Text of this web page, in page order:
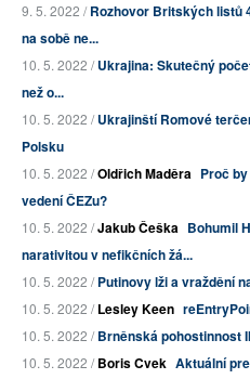
9. 5. 2022 /Rozhovor Britských listů
na sobě ne...
10. 5. 2022 /Ukrajina: Skutečný
než o...
10. 5. 2022 /Ukrajinští Romové
Polsku
10. 5. 2022 /Oldřich Maděra Proč
vedení ČEZu?
10. 5. 2022 /Jakub Češka Bohumil
narativitou v nefikčních žá...
10. 5. 2022 /Putinovy lži a vraždění
10. 5. 2022 /Lesley Keen
10. 5. 2022 /Brněnská pohostinnost II
10. 5. 2022 /Boris Cvek Aktuální